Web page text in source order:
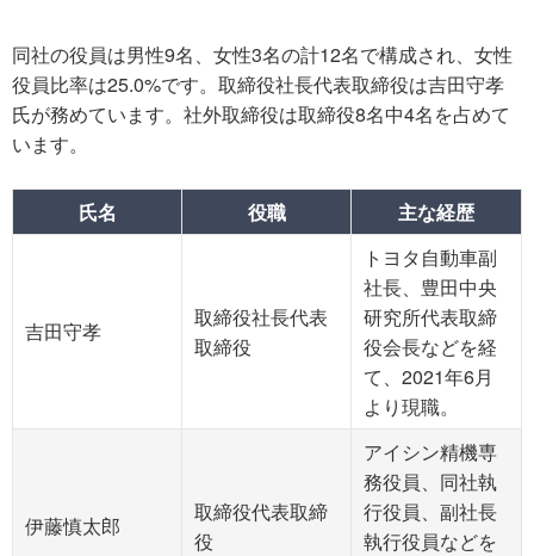
同社の役員は男性9名、女性3名の計12名で構成され、女性
役員比率は25.0%です。取締役社長代表取締役は吉田守孝
氏が務めています。社外取締役は取締役8名中4名を占めて
います。
氏名 役職 主な経歴
吉田守孝
取締役社長代表
取締役
トヨタ自動車副
社長、豊田中央
研究所代表取締
役会長などを経
て、2021年6月
より現職。
伊藤慎太郎
取締役代表取締
役
アイシン精機専
務役員、同社執
行役員、副社長
執行役員などを